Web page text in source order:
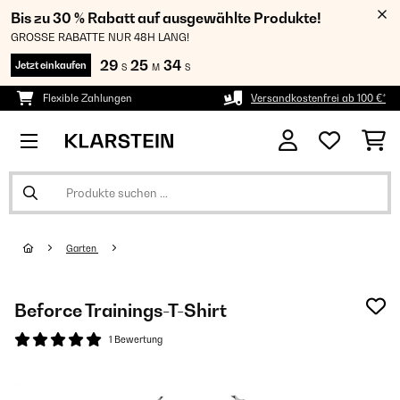
Bis zu 30 % Rabatt auf ausgewählte Produkte!
GROSSE RABATTE NUR 48H LANG!
Jetzt einkaufen 29 S 25 M 34 S
Flexible Zahlungen Versandkostenfrei ab 100 €*
Garten
Beforce Trainings-T-Shirt
1 Bewertung